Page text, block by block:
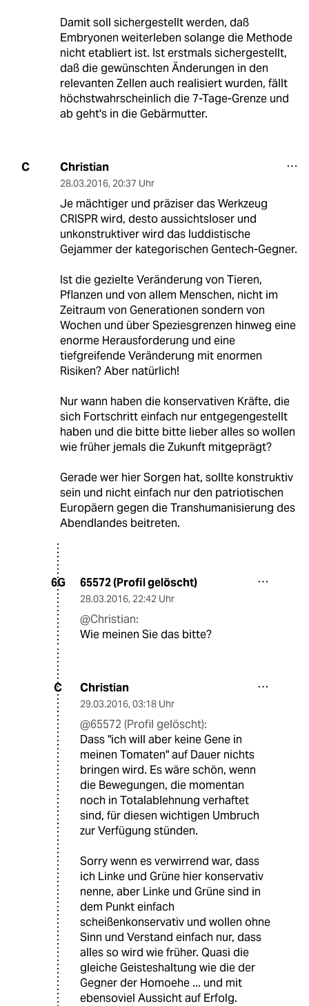
Damit soll sichergestellt werden, daß
Embryonen weiterleben solange die Methode
nicht etabliert ist. Ist erstmals sichergestellt,
daß die gewünschten Änderungen in den
relevanten Zellen auch realisiert wurden, fällt
höchstwahrscheinlich die 7-Tage-Grenze und
ab geht's in die Gebärmutter.
C Christian
28.03.2016, 20:37 Uhr
Je mächtiger und präziser das Werkzeug
CRISPR wird, desto aussichtsloser und
unkonstruktiver wird das luddistische
Gejammer der kategorischen Gentech-Gegner.
Ist die gezielte Veränderung von Tieren,
Pflanzen und von allem Menschen, nicht im
Zeitraum von Generationen sondern von
Wochen und über Speziesgrenzen hinweg eine
enorme Herausforderung und eine
tiefgreifende Veränderung mit enormen
Risiken? Aber natürlich!
Nur wann haben die konservativen Kräfte, die
sich Fortschritt einfach nur entgegengestellt
haben und die bitte bitte lieber alles so wollen
wie früher jemals die Zukunft mitgeprägt?
Gerade wer hier Sorgen hat, sollte konstruktiv
sein und nicht einfach nur den patriotischen
Europäern gegen die Transhumanisierung des
Abendlandes beitreten.
6G 65572 (Profil gelöscht)
28.03.2016, 22:42 Uhr
@Christian:
Wie meinen Sie das bitte?
C Christian
29.03.2016, 03:18 Uhr
@65572 (Profil gelöscht):
Dass "ich will aber keine Gene in
meinen Tomaten" auf Dauer nichts
bringen wird. Es wäre schön, wenn
die Bewegungen, die momentan
noch in Totalablehnung verhaftet
sind, für diesen wichtigen Umbruch
zur Verfügung stünden.
Sorry wenn es verwirrend war, dass
ich Linke und Grüne hier konservativ
nenne, aber Linke und Grüne sind in
dem Punkt einfach
scheißenkonservativ und wollen ohne
Sinn und Verstand einfach nur, dass
alles so wird wie früher. Quasi die
gleiche Geisteshaltung wie die der
Gegner der Homoehe ... und mit
ebensoviel Aussicht auf Erfolg.